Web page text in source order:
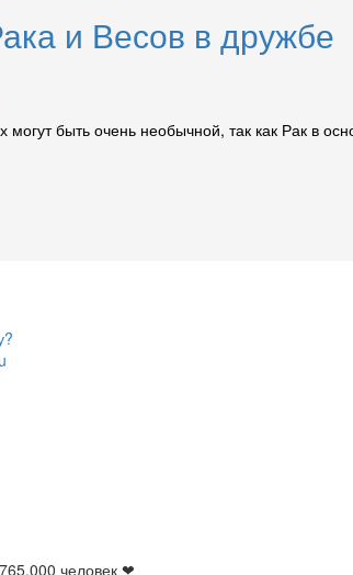
и Весов в дружбе
быть очень необычной, так как Рак в
человек ❤